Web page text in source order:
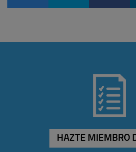
HAZTE MIEMBRO